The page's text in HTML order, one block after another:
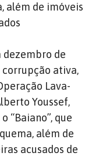
além de imóveis
dezembro de
corrupção ativa,
Lava-
Youssef,
“Baiano”, que
além de
acusados de